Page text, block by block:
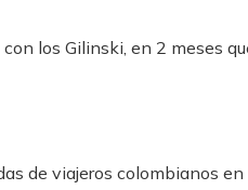
los Gilinski, en 2 meses
de viajeros colombianos